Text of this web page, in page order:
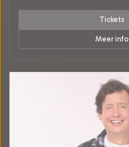
Tickets
Meer info